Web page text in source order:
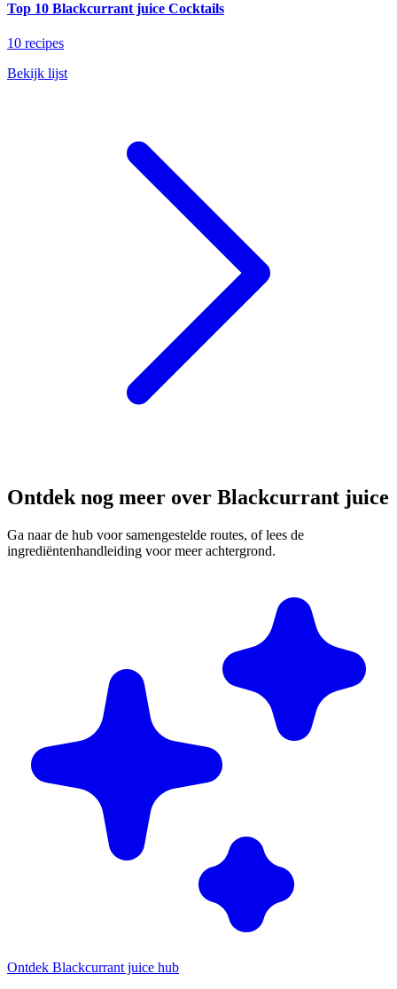
Top 10 Blackcurrant juice Cocktails
10 recipes
Bekijk lijst
Ontdek nog meer over Blackcurrant juice
Ga naar de hub voor samengestelde routes, of lees de
ingrediëntenhandleiding voor meer achtergrond.
Ontdek Blackcurrant juice hub